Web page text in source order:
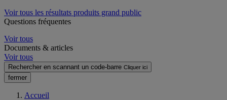
Voir tous les résultats produits grand public
Questions fréquentes
Voir tous
Documents & articles
Voir tous
Rechercher en scannant un code-barre Cliquer ici
fermer
Accueil